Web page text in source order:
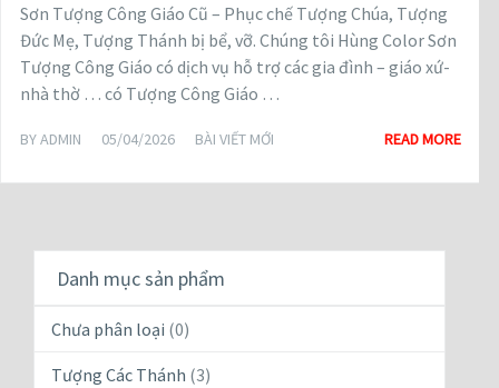
Sơn Tượng Công Giáo Cũ – Phục chế Tượng Chúa, Tượng
Đức Mẹ, Tượng Thánh bị bể, vỡ. Chúng tôi Hùng Color Sơn
Tượng Công Giáo có dịch vụ hỗ trợ các gia đình – giáo xứ-
nhà thờ … có Tượng Công Giáo …
BYADMIN 05/04/2026 BÀI VIẾT MỚI READ MORE
Danh mục sản phẩm
Chưa phân loại (0)
Tượng Các Thánh (3)